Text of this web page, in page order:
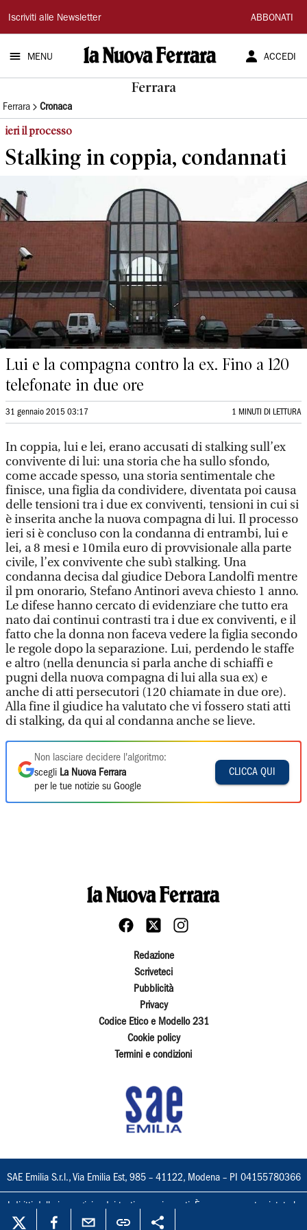
La
Nuova
Ferrara
Iscriviti alle Newsletter ABBONATI
MENU ACCEDI
Ferrara
Ferrara Cronaca
ieri il processo
Stalking in coppia, condannati
Lui e la compagna contro la ex. Fino a 120
telefonate in due ore
31 gennaio 2015 03:17 1 MINUTI DI LETTURA
In coppia, lui e lei, erano accusati di stalking sull’ex
convivente di lui: una storia che ha sullo sfondo,
come accade spesso, una storia sentimentale che
finisce, una figlia da condividere, diventata poi causa
delle tensioni tra i due ex conviventi, tensioni in cui si
è inserita anche la nuova compagna di lui. Il processo
ieri si è concluso con la condanna di entrambi, lui e
lei, a 8 mesi e 10mila euro di provvisionale alla parte
civile, l’ex convivente che subì stalking. Una
condanna decisa dal giudice Debora Landolfi mentre
il pm onorario, Stefano Antinori aveva chiesto 1 anno.
Le difese hanno cercato di evidenziare che tutto era
nato dai continui contrasti tra i due ex conviventi, e il
fatto che la donna non faceva vedere la figlia secondo
le regole dopo la separazione. Lui, perdendo le staffe
e altro (nella denuncia si parla anche di schiaffi e
pugni della nuova compagna di lui alla sua ex) e
anche di atti persecutori (120 chiamate in due ore).
Alla fine il giudice ha valutato che vi fossero stati atti
di stalking, da qui al condanna anche se lieve.
Non lasciare decidere l'algoritmo:
scegli La Nuova Ferrara
per le tue notizie su Google
CLICCA QUI
Redazione
Scriveteci
Pubblicità
Privacy
Codice Etico e Modello 231
Cookie policy
Termini e condizioni
SAE Emilia S.r.l., Via Emilia Est, 985 – 41122, Modena – PI 04155780366
I diritti delle immagini e dei testi sono riservati. È espressamente vietata la
loro riproduzione con qualsiasi mezzo e l'adattamento totale o parziale.